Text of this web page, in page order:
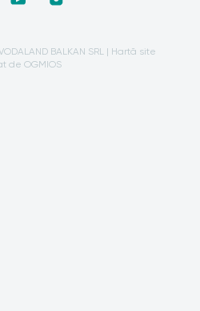
BALKAN SRL | Hartă site
de OGMIOS